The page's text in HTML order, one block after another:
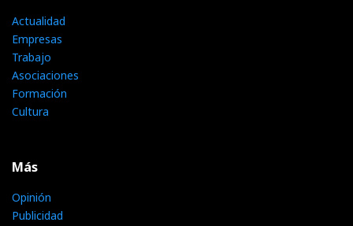
Actualidad
Empresas
Trabajo
Asociaciones
Formación
Cultura
Más
Opinión
Publicidad